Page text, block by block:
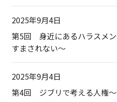
2025年9月4日
第5回 身近にあるハラスメ
すまされない～
2025年9月4日
第4回 ジブリで考える人権